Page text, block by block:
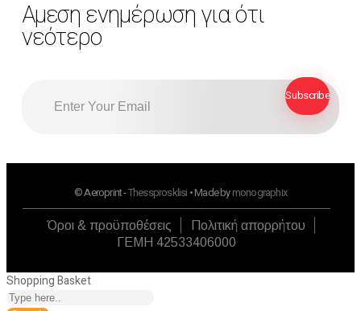
Αμεση ενημέρωση για ότι
νεότερο
© Aeroprint -Thessprosklisi • Made bymonographix
Όροι & προϋποθέσεις
Πολιτική απορρήτου
ΓΕΜΗ 42533406000
Shopping Basket